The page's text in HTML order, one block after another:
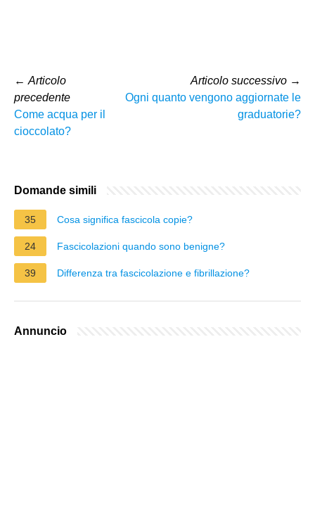
← Articolo
precedente
Come acqua per il
cioccolato?
Articolo successivo →
Ogni quanto vengono aggiornate le
graduatorie?
Domande simili
35 Cosa significa fascicola copie?
24 Fascicolazioni quando sono benigne?
39 Differenza tra fascicolazione e fibrillazione?
Annuncio